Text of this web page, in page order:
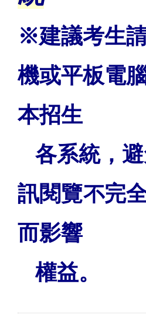
※建議考生
機或平板電
本招生
各系統，
訊閱覽不完
而影響
權益。